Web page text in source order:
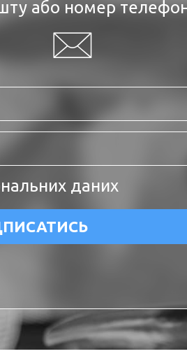
або номер
даних